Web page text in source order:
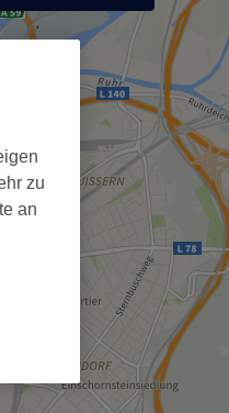
,
zu
an